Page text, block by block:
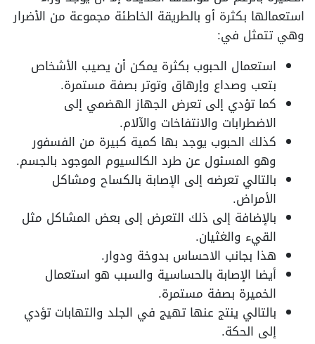
استعمالها بكثرة أو بالطريقة الخاطئة مجموعة من الأضرار
وهي تتمثل في:
استعمال الحبوب بكثرة يمكن أن يصيب الأشخاص
بتعب وصداع وإرهاق وتوتر بصفة مستمرة.
كما تؤدي إلى تعرض الجهاز الهضمي إلى
الاضطرابات والانتفاخات والآلام.
كذلك الحبوب يوجد بها كمية كبيرة من الفسفور
وهو المسئول عن طرد الكالسيوم الموجود بالجسم.
بالتالي تعرضه إلى الإصابة بالكساح ومشاكل
الأمراض.
بالإضافة إلى ذلك التعرض إلى بعض المشاكل مثل
القيء والغثيان.
هذا بجانب الاحساس بدوخة ودوار.
أيضا الإصابة بالحساسية والسبب هو استعمال
الخميرة بصفة مستمرة.
بالتالي ينتج عنها تهيج في الجلد والتهابات تؤدي
إلى الحكة.